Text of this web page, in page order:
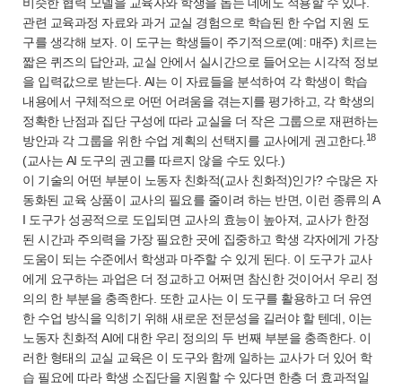
관련 교육과정 자료와 과거 교실 경험으로 학습된 한 수업 지원 도
구를 생각해 보자. 이 도구는 학생들이 주기적으로(예: 매주) 치르는
짧은 퀴즈의 답안과, 교실 안에서 실시간으로 들어오는 시각적 정보
을 입력값으로 받는다. AI는 이 자료들을 분석하여 각 학생이 학습
내용에서 구체적으로 어떤 어려움을 겪는지를 평가하고, 각 학생의
정확한 난점과 집단 구성에 따라 교실을 더 작은 그룹으로 재편하는
방안과 각 그룹을 위한 수업 계획의 선택지를 교사에게 권고한다. 18
(교사는 AI 도구의 권고를 따르지 않을 수도 있다.)
이 기술의 어떤 부분이 노동자 친화적(교사 친화적)인가? 수많은 자
동화된 교육 상품이 교사의 필요를 줄이려 하는 반면, 이런 종류의 A
I 도구가 성공적으로 도입되면 교사의 효능이 높아져, 교사가 한정
된 시간과 주의력을 가장 필요한 곳에 집중하고 학생 각자에게 가장
도움이 되는 수준에서 학생과 마주할 수 있게 된다. 이 도구가 교사
에게 요구하는 과업은 더 정교하고 어쩌면 참신한 것이어서 우리 정
의의 한 부분을 충족한다. 또한 교사는 이 도구를 활용하고 더 유연
한 수업 방식을 익히기 위해 새로운 전문성을 길러야 할 텐데, 이는
노동자 친화적 AI에 대한 우리 정의의 두 번째 부분을 충족한다. 이
러한 형태의 교실 교육은 이 도구와 함께 일하는 교사가 더 있어 학
습 필요에 따라 학생 소집단을 지원할 수 있다면 한층 더 효과적일